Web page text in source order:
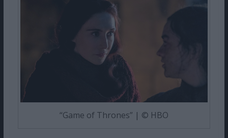
“Game of Thrones” | © HBO